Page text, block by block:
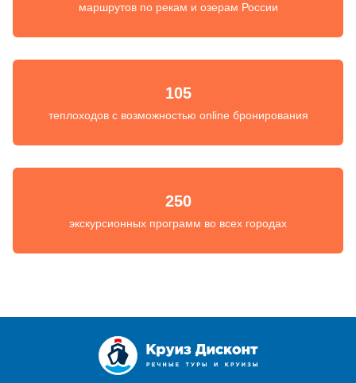
маршрутов по рекам и озерам России
105
теплоходов с возможностью online бронирования
250
экскурсионных программ во всех городах